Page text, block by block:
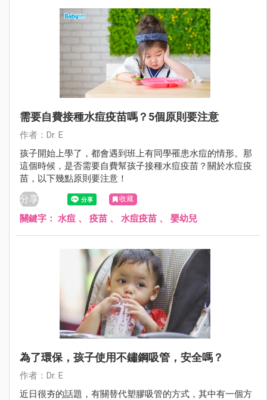
需要自費接種水痘疫苗嗎？5個原則要注意
作者：Dr. E
孩子開始上學了，都會遇到班上有同學罹患水痘的情形。那
這個時候，是否需要自費幫孩子接種水痘疫苗？關於水痘疫
苗，以下幾點原則要注意！
分享 收藏
關鍵字： 水痘 、 疫苗 、 水痘疫苗 、 嬰幼兒
為了環保，孩子使用不鏽鋼吸管，安全嗎？
作者：Dr. E
近日很夯的話題，有關替代塑膠吸管的方式，其中有一個方